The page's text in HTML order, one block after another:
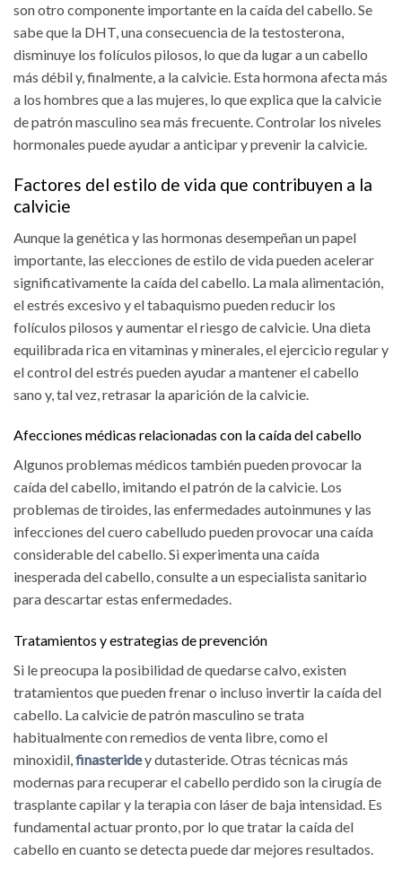
son otro componente importante en la caída del cabello. Se
sabe que la DHT, una consecuencia de la testosterona,
disminuye los folículos pilosos, lo que da lugar a un cabello
más débil y, finalmente, a la calvicie. Esta hormona afecta más
a los hombres que a las mujeres, lo que explica que la calvicie
de patrón masculino sea más frecuente. Controlar los niveles
hormonales puede ayudar a anticipar y prevenir la calvicie.
Factores del estilo de vida que contribuyen a la
calvicie
Aunque la genética y las hormonas desempeñan un papel
importante, las elecciones de estilo de vida pueden acelerar
significativamente la caída del cabello. La mala alimentación,
el estrés excesivo y el tabaquismo pueden reducir los
folículos pilosos y aumentar el riesgo de calvicie. Una dieta
equilibrada rica en vitaminas y minerales, el ejercicio regular y
el control del estrés pueden ayudar a mantener el cabello
sano y, tal vez, retrasar la aparición de la calvicie.
Afecciones médicas relacionadas con la caída del cabello
Algunos problemas médicos también pueden provocar la
caída del cabello, imitando el patrón de la calvicie. Los
problemas de tiroides, las enfermedades autoinmunes y las
infecciones del cuero cabelludo pueden provocar una caída
considerable del cabello. Si experimenta una caída
inesperada del cabello, consulte a un especialista sanitario
para descartar estas enfermedades.
Tratamientos y estrategias de prevención
Si le preocupa la posibilidad de quedarse calvo, existen
tratamientos que pueden frenar o incluso invertir la caída del
cabello. La calvicie de patrón masculino se trata
habitualmente con remedios de venta libre, como el
minoxidil,finasteridey dutasteride. Otras técnicas más
modernas para recuperar el cabello perdido son la cirugía de
trasplante capilar y la terapia con láser de baja intensidad. Es
fundamental actuar pronto, por lo que tratar la caída del
cabello en cuanto se detecta puede dar mejores resultados.